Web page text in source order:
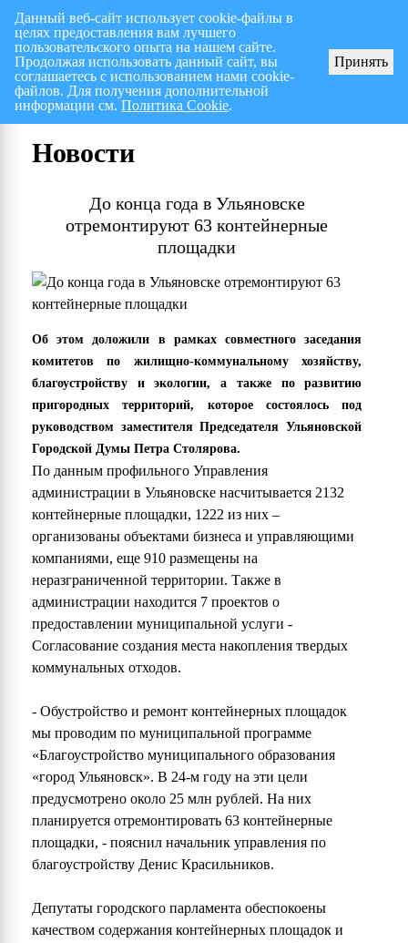
Перспективный план работ на I полугодие 2026 г.
Новости
До конца года в Ульяновске
отремонтируют 63 контейнерные
площадки
Об этом доложили в рамках совместного заседания
комитетов по жилищно-коммунальному хозяйству,
благоустройству и экологии, а также по развитию
пригородных территорий, которое состоялось под
руководством заместителя Председателя Ульяновской
Городской Думы Петра Столярова.
По данным профильного Управления
администрации в Ульяновске насчитывается 2132
контейнерные площадки, 1222 из них –
организованы объектами бизнеса и управляющими
компаниями, еще 910 размещены на
неразграниченной территории. Также в
администрации находится 7 проектов о
предоставлении муниципальной услуги -
Согласование создания места накопления твердых
коммунальных отходов.
- Обустройство и ремонт контейнерных площадок
мы проводим по муниципальной программе
«Благоустройство муниципального образования
«город Ульяновск». В 24-м году на эти цели
предусмотрено около 25 млн рублей. На них
планируется отремонтировать 63 контейнерные
площадки, - пояснил начальник управления по
благоустройству Денис Красильников.
Депутаты городского парламента обеспокоены
качеством содержания контейнерных площадок и
Данный веб-сайт использует cookie-файлы в
целях предоставления вам лучшего
пользовательского опыта на нашем сайте.
Продолжая использовать данный сайт, вы
соглашаетесь с использованием нами cookie-
файлов. Для получения дополнительной
информации см.Политика Cookie.
Принять